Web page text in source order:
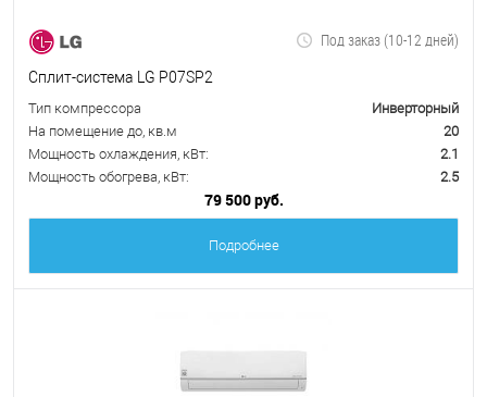
Под заказ (10-12 дней)
Сплит-система LG P07SP2
Тип компрессора
Инверторный
На помещение до, кв.м
20
Мощность охлаждения, кВт:
2.1
Мощность обогрева, кВт:
2.5
79 500 руб.
Подробнее